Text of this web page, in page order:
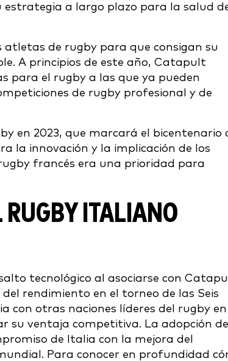
a largo plazo para la salud
de rugby para que consigan su
A principios de este año, Catapult
para el rugby a las que ya pueden
de rugby profesional y de
en 2023, que marcará el bicentenario
la innovación y la implicación de los
francés era una prioridad para
RUGBY ITALIANO
tecnológico al asociarse con
rendimiento en el torneo de las Seis
con otras naciones líderes del rugby
su ventaja competitiva. La adopción de
de Italia con la mejora del
Para conocer en profundidad